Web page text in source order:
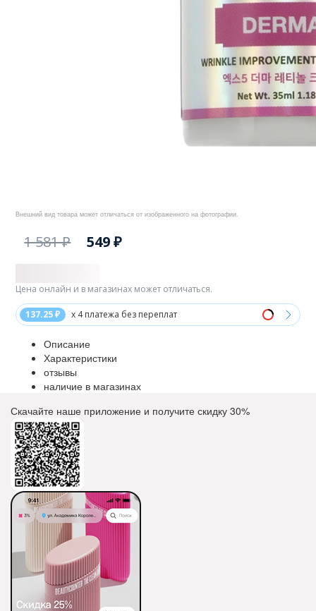
Внешний вид товара может отличаться от изображенного на фотографии.
1 581 ₽ 549 ₽
137.25 ₽ x 4 платежа без переплат
Цена онлайн и в магазинах может отличаться.
Описание
Характеристики
отзывы
наличие в магазинах
Скачайте наше приложение и получите скидку 30%